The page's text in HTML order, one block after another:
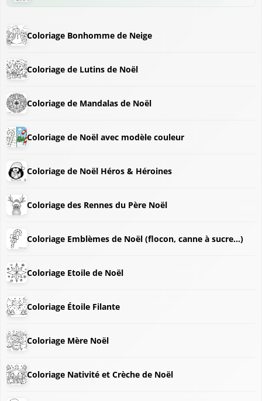
Coloriage Bonhomme de Neige
Coloriage de Lutins de Noël
Coloriage de Mandalas de Noël
Coloriage de Noël avec modèle couleur
Coloriage de Noël Héros & Héroines
Coloriage des Rennes du Père Noël
Coloriage Emblèmes de Noël (flocon, canne à sucre...)
Coloriage Etoile de Noël
Coloriage Étoile Filante
Coloriage Mère Noël
Coloriage Nativité et Crèche de Noël